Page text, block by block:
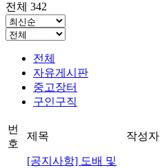
전체 342
전체
자유게시판
중고장터
구인구직
번
호
제목 작성자
[공지사항] 도배 및